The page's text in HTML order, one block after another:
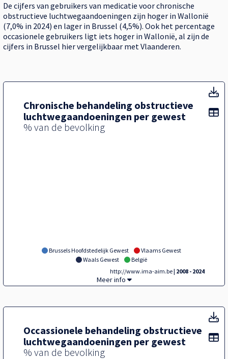
De cijfers van gebruikers van medicatie voor chronische
obstructieve luchtwegaandoeningen zijn hoger in Wallonië
(7,0% in 2024) en lager in Brussel (4,5%). Ook het percentage
occasionele gebruikers ligt iets hoger in Wallonië, al zijn de
cijfers in Brussel hier vergelijkbaar met Vlaanderen.
Chronische behandeling obstructieve
luchtwegaandoeningen per gewest
% van de bevolking
Brussels Hoofdstedelijk Gewest
Vlaams Gewest
Waals Gewest
België
http://www.ima-aim.be| 2008 - 2024
Tegel,
Meer info
Occassionele behandeling obstructieve
luchtwegaandoeningen per gewest
% van de bevolking